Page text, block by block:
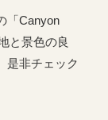
「Canyon
と景色の良
是非チェック